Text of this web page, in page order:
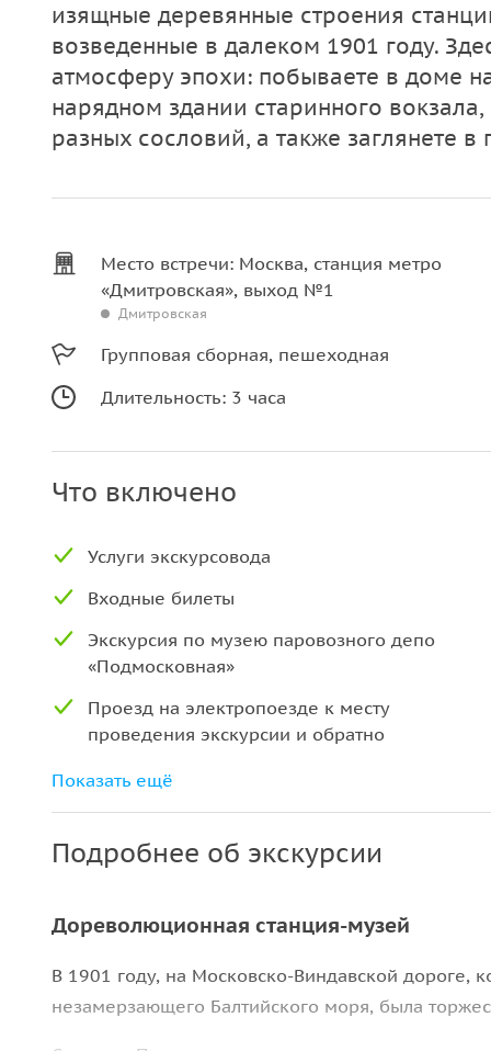
изящные деревянные строения
возведенные в далеком 1901 году.
атмосферу эпохи: побываете в доме
нарядном здании старинного
разных сословий, а также заглянете
Место встречи: Москва, станция метро
«Дмитровская», выход №1
Дмитровская
Групповая сборная, пешеходная
Длительность: 3 часа
Что включено
Услуги экскурсовода
Входные билеты
Экскурсия по музею паровозного депо
«Подмосковная»
Проезд на электропоезде к месту
проведения экскурсии и обратно
Использование устройства «радиогид» с
Показать ещё
Подробнее об экскурсии
Дореволюционная станция-музей
В 1901 году, на Московско-Виндавской дороге,
незамерзающего Балтийского моря, была